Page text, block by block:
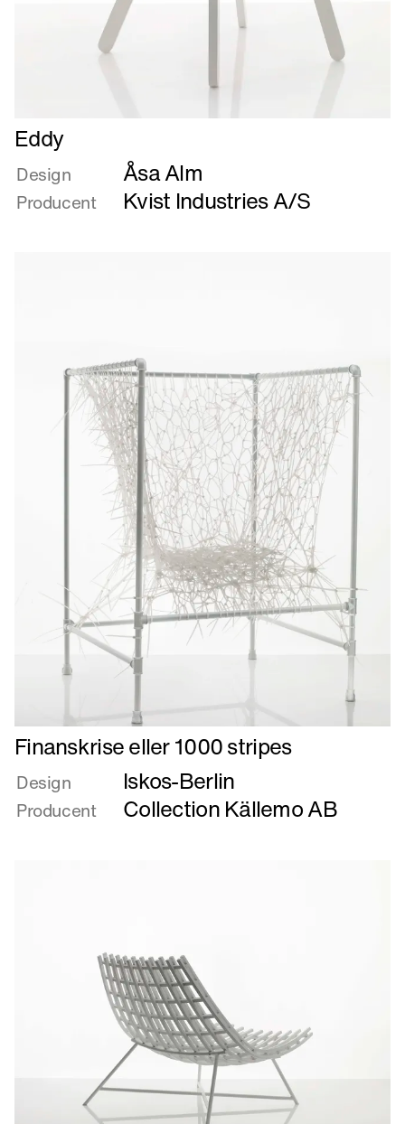
Læs
mere
om
Eddy
Eddy
Design Åsa Alm
Producent Kvist Industries A/S
Læs
mere
om
Finanskrise
eller
Finanskrise eller 1000 stripes
Design Iskos-Berlin
Producent Collection Källemo AB